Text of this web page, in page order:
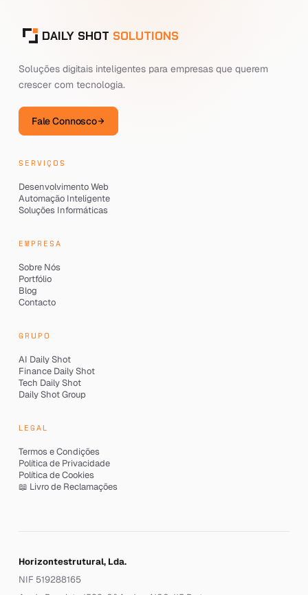
DAILY SHOT SOLUTIONS
Soluções digitais inteligentes para empresas que querem
crescer com tecnologia.
Fale Connosco
SERVIÇOS
Desenvolvimento Web
Automação Inteligente
Soluções Informáticas
EMPRESA
Sobre Nós
Portfólio
Blog
Contacto
GRUPO
AI Daily Shot
Finance Daily Shot
Tech Daily Shot
Daily Shot Group
LEGAL
Termos e Condições
Política de Privacidade
Política de Cookies
📖 Livro de Reclamações
Horizontestrutural, Lda.
NIF 519288165